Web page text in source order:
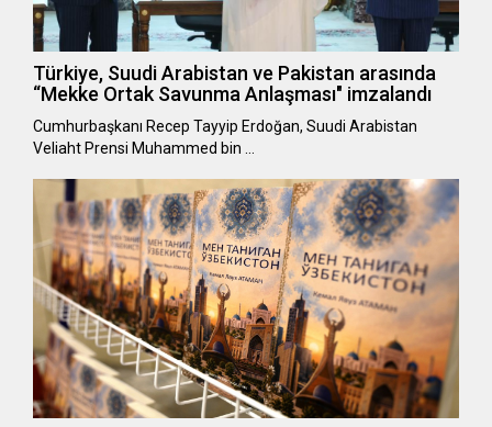
Türkiye, Suudi Arabistan ve Pakistan arasında
“Mekke Ortak Savunma Anlaşması" imzalandı
Cumhurbaşkanı Recep Tayyip Erdoğan, Suudi Arabistan
Veliaht Prensi Muhammed bin …